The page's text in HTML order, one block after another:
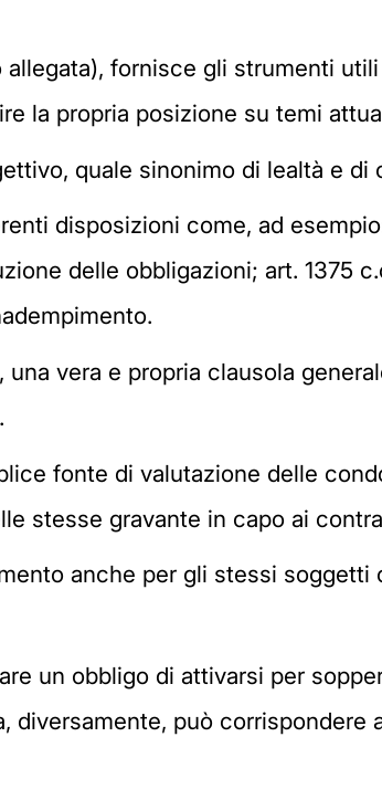
fornisce gli strumenti
la propria posizione su temi
quale sinonimo di lealtà e di
disposizioni come, ad
delle obbligazioni; art. 1375
vera e propria clausola
fonte di valutazione delle
stesse gravante in capo ai
anche per gli stessi soggetti
un obbligo di attivarsi per
diversamente, può corrispondere